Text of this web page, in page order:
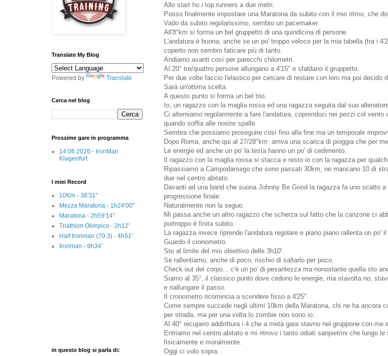
Allo start ho i top runners a due metri.
Posso finalmente impostare una Maratona da subito con il mio ritmo, che
Vado da subito regolarissimo, sembro un pacemaker.
All'8°km si forma un bel gruppetto di una quindicina di persone.
L'andatura è buona, anche se un po' troppo veloce per la mia tabella (tra i
coperto non sembro faticare più di tanto.
Andiamo avanti così per parecchi chilometri.
Al 20° tre/quattro persone allungano a 4'15" e sfaldano il gruppetto.
Per due volte faccio l'elastico per cercare di restare con loro ma poi decido
Sarà un'ottima scelta.
A questo punto si forma un bel trio.
Io, un ragazzo con la maglia rossa ed una ragazza seguita dal suo
Ci alterniamo regolarmente a fare l'andatura, coprendoci nei pezzi col vento
quando soffia alle nostre spalle.
Sembra che possiamo proseguire così fino alla fine ma un temporale
Dopo Roma, anche qui al 27/28°km arriva una scarica di pioggia che per
Le energie ed anche un po' la testa hanno un po' di cedimento.
Il ragazzo con la maglia rossa si stacca e resto io con la ragazza per
Ripassiamo a Campodarsego che sono passati 30km, ne mancano 10 di
due nel centro abitato.
Davanti ad una band che suona Johnny Be Good la ragazza fa uno scatto
progressione finale.
Naturalmente non la seguo.
Mi passa anche un altro ragazzo che scherza sul fatto che la canzone ci
purtroppo è finita subito.
La ragazza invece riprende l'andatura regolare e piano piano rallenta un po'
Guardo il cronometro.
Sto al limite del mio obiettivo delle 3h10'.
Se rallentiamo, anche di poco, rischio di saltarlo per poco.
Check out del corpo... c'è un po' di pesantezza ma nonostante quella sto
Siamo al 35°, il classico punto dove cedono le energie, ma stavolta no,
e riallungare il passo.
Il cronometro ricomincia a scendere fisso a 4'25".
Come sempre succede negli ultimi 10km della Maratona, chi ne ha ancora
per strada, ma per una volta lo zombie non sono io.
Al 40° recupero addirittura i 4 che a metà gara stavno nel gruppone con me
Entriamo nel centro abitato e mi ritrovo i tanto odiati sanpietrini che lungo le
fisicamente e moralmente.
Oggi ci volo sopra.
Translate My Blog
Powered by Translate
Cerca nel blog
Prossime gare in programma
14.06.2026 - IronMan
Klagenfurt
I miei Record
10Km - 36'31"
Mezza Maratona - 1h24'00"
Maratona - 2h59'14"
Triathlon Olimpico - 2h12'
Half Ironman (70.3) - 4h51'
Ironman - 9h34'
in questo blog si parla di: